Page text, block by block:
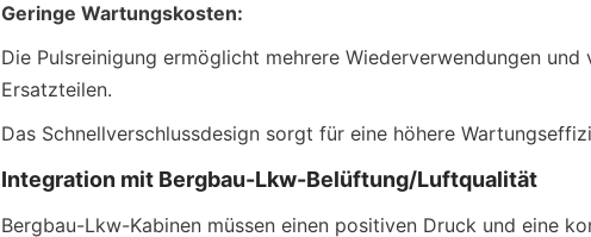
Geringe Wartungskosten:
Die Pulsreinigung ermöglicht mehrere Wiederverwendungen
Ersatzteilen.
Das Schnellverschlussdesign sorgt für eine höhere
Integration mit Bergbau-Lkw-Belüftung/Luftqualität
Bergbau-Lkw-Kabinen müssen einen positiven Druck und eine